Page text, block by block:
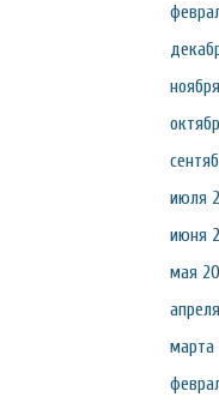
июля
июня
мая
марта